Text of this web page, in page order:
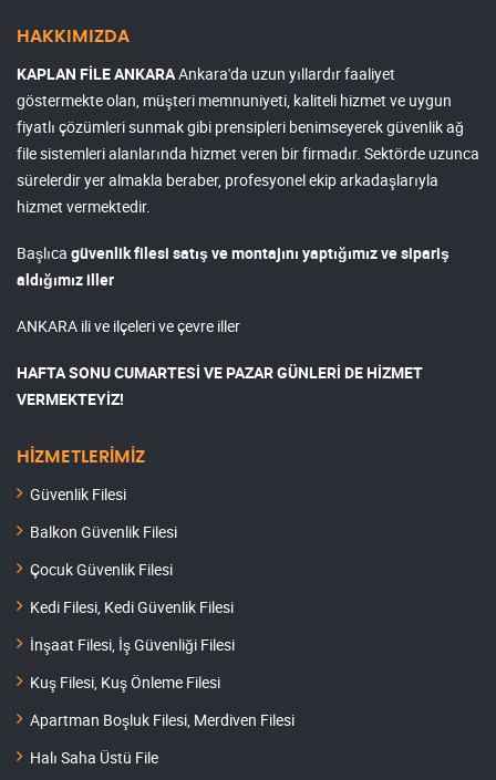
HAKKIMIZDA
KAPLAN FİLE ANKARAAnkara'da uzun yıllardır faaliyet
göstermekte olan, müşteri memnuniyeti, kaliteli hizmet ve uygun
fiyatlı çözümleri sunmak gibi prensipleri benimseyerek güvenlik ağ
file sistemleri alanlarında hizmet veren bir firmadır. Sektörde uzunca
sürelerdir yer almakla beraber, profesyonel ekip arkadaşlarıyla
hizmet vermektedir.
Başlıca güvenlik filesi satış ve montajını yaptığımız ve sipariş
aldığımız iller
ANKARA ili ve ilçeleri ve çevre iller
HAFTA SONU CUMARTESİ VE PAZAR GÜNLERİ DE HİZMET
VERMEKTEYİZ!
HİZMETLERİMİZ
Güvenlik Filesi
Balkon Güvenlik Filesi
Çocuk Güvenlik Filesi
Kedi Filesi, Kedi Güvenlik Filesi
İnşaat Filesi, İş Güvenliği Filesi
Kuş Filesi, Kuş Önleme Filesi
Apartman Boşluk Filesi, Merdiven Filesi
Halı Saha Üstü File